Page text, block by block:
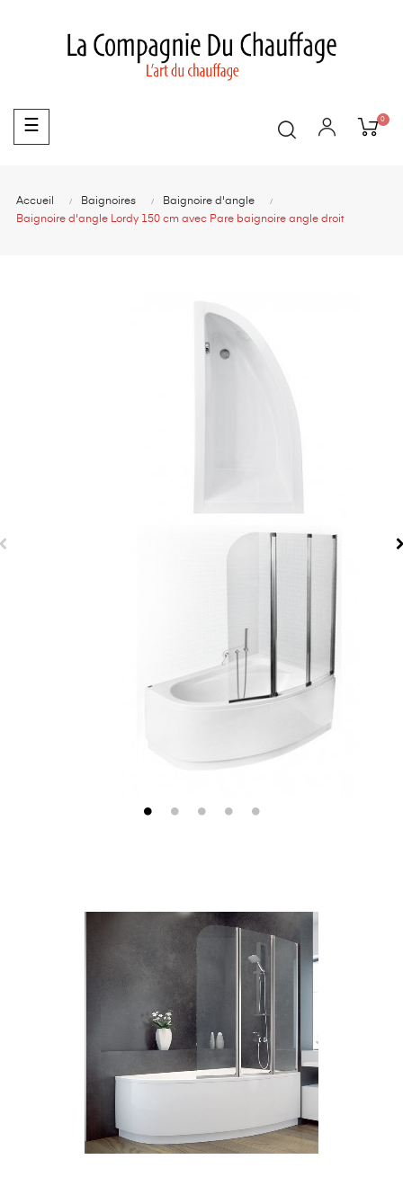
Basculer
la
☰ 0
Accueil Baignoires
Baignoire d'angle
Baignoire d'angle Lordy 150 cm avec Pare baignoire angle droit